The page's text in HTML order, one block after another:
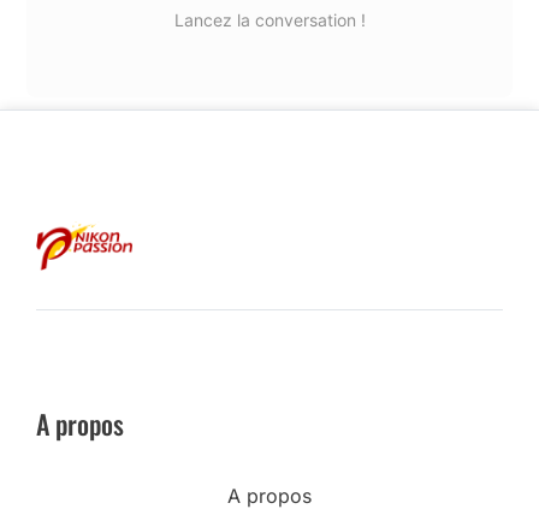
Lancez la conversation !
A propos
A propos